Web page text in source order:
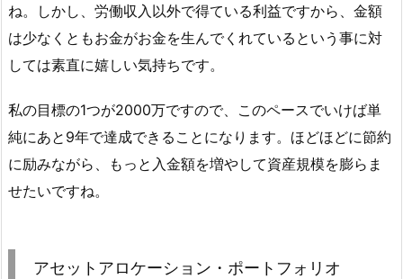
ね。しかし、労働収入以外で得ている利益ですから、金額
は少なくともお金がお金を生んでくれているという事に対
しては素直に嬉しい気持ちです。
私の目標の1つが2000万ですので、このペースでいけば単
純にあと9年で達成できることになります。ほどほどに節約
に励みながら、もっと入金額を増やして資産規模を膨らま
せたいですね。
アセットアロケーション・ポートフォリオ